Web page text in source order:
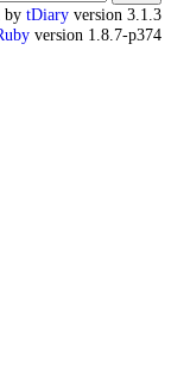
by tDiary version 3.1.3
version 1.8.7-p374